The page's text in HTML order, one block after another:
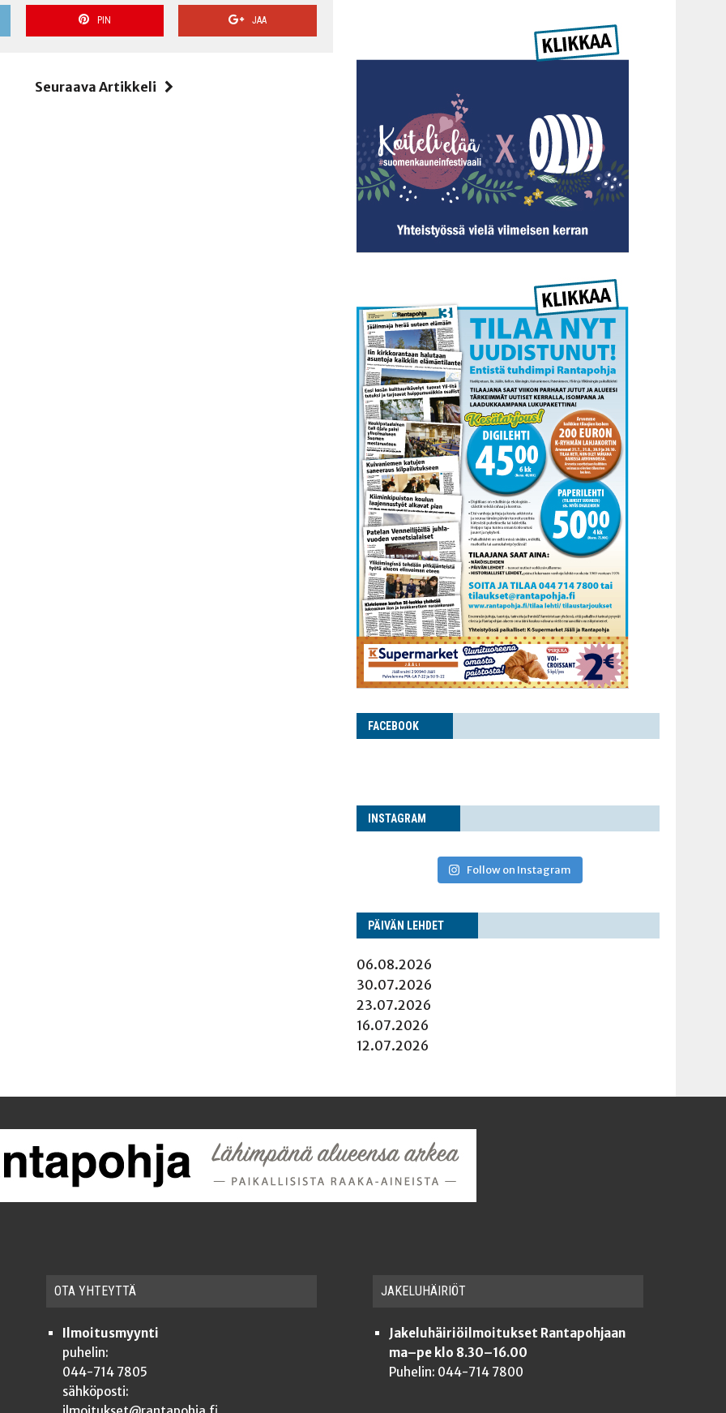
PIN JAA
Seuraava Artikkeli
FACE­BOOK
INS­TA­GRAM
Follow on Instagram
PÄI­VÄN LEHDET
06.08.2026
30.07.2026
23.07.2026
16.07.2026
12.07.2026
OTA YHTEYT­TÄ
Ilmoitusmyynti
puhelin:
044-714 7805
sähköposti:
JAKE­LU­HÄI­RIÖT
Jakeluhäiriöilmoitukset Rantapohjaan
ma–pe klo 8.30–16.00
Puhelin: 044-714 7800